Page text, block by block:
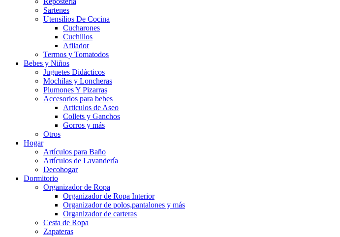
Sartenes
Utensilios De Cocina
Cucharones
Cuchillos
Afilador
Termos y Tomatodos
Bebes y Niños
Juguetes Didácticos
Mochilas y Loncheras
Plumones Y Pizarras
Accesorios para bebes
Articulos de Aseo
Collets y Ganchos
Gorros y más
Otros
Hogar
Artículos para Baño
Artículos de Lavandería
Decohogar
Dormitorio
Organizador de Ropa
Organizador de Ropa Interior
Organizador de polos,pantalones y más
Organizador de carteras
Cesta de Ropa
Zapateras